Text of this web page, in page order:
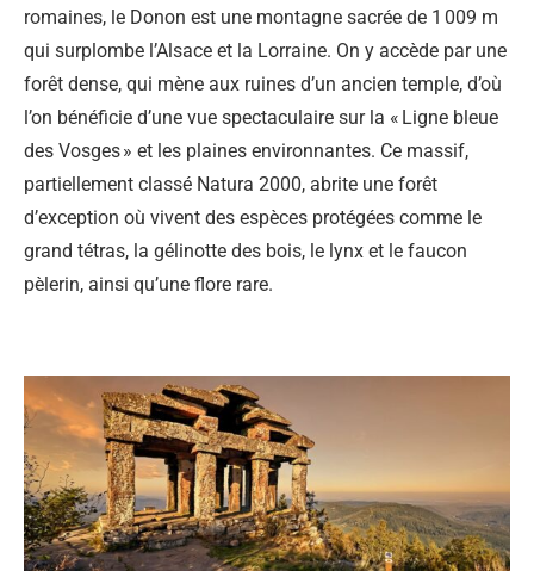
romaines, le Donon est une montagne sacrée de 1 009 m
qui surplombe l’Alsace et la Lorraine. On y accède par une
forêt dense, qui mène aux ruines d’un ancien temple, d’où
l’on bénéficie d’une vue spectaculaire sur la « Ligne bleue
des Vosges » et les plaines environnantes. Ce massif,
partiellement classé Natura 2000, abrite une forêt
d’exception où vivent des espèces protégées comme le
grand tétras, la gélinotte des bois, le lynx et le faucon
pèlerin, ainsi qu’une flore rare.